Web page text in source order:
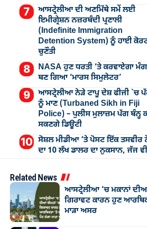
ਆਸਟ੍ਰੇਲੀਆ ਦੀ ਅਣਮਿੱਥੇ ਸਮੇਂ ਲਈ
ਇਮੀਗ੍ਰੇਸ਼ਨ ਨਜ਼ਰਬੰਦੀ ਪ੍ਰਣਾਲੀ
(Indefinite Immigration
Detention System) ਨੂੰ ਹਾਈ
ਚੁਣੌਤੀ
NASA ਹੁਣ ਧਰਤੀ ’ਤੇ ਕਰਵਾਏਗਾ
ਬਣ ਗਿਆ ‘ਮਾਰਸ ਸਿਮੁਲੇਟਰ’
ਆਸਟ੍ਰੇਲੀਆ ਨੇੜੇ ਟਾਪੂ ਦੇਸ਼ ਫੀਜੀ `ਚ
ਨੂੰ ਮਾਣ (Turbaned Sikh in Fiji
Police) – ਪੁਲੀਸ ਮੁਲਾਜ਼ਮ ਪੱਗ ਬੰਨ੍ਹ
ਸਕਣਗੇ ਡਿਊਟੀ
ਸੋਸ਼ਲ ਮੀਡੀਆ ’ਤੇ ਪੋਸਟ ਇੱਕ
ਦਾ 10 ਲੱਖ ਡਾਲਰ ਦਾ ਨੁਕਸਾਨ, ਜੱਜ
Related News
ਆਸਟ੍ਰੇਲੀਆ ’ਚ ਮਕਾਨਾਂ ਦੀਆਂ
ਗਿਰਾਵਟ ਕਾਰਨ ਹੁਣ
ਮਾੜਾ ਅਸਰ